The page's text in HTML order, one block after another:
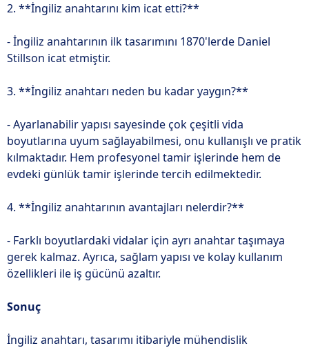
2. **İngiliz anahtarını kim icat etti?**
- İngiliz anahtarının ilk tasarımını 1870'lerde Daniel
Stillson icat etmiştir.
3. **İngiliz anahtarı neden bu kadar yaygın?**
- Ayarlanabilir yapısı sayesinde çok çeşitli vida
boyutlarına uyum sağlayabilmesi, onu kullanışlı ve pratik
kılmaktadır. Hem profesyonel tamir işlerinde hem de
evdeki günlük tamir işlerinde tercih edilmektedir.
4. **İngiliz anahtarının avantajları nelerdir?**
- Farklı boyutlardaki vidalar için ayrı anahtar taşımaya
gerek kalmaz. Ayrıca, sağlam yapısı ve kolay kullanım
özellikleri ile iş gücünü azaltır.
Sonuç
İngiliz anahtarı, tasarımı itibariyle mühendislik